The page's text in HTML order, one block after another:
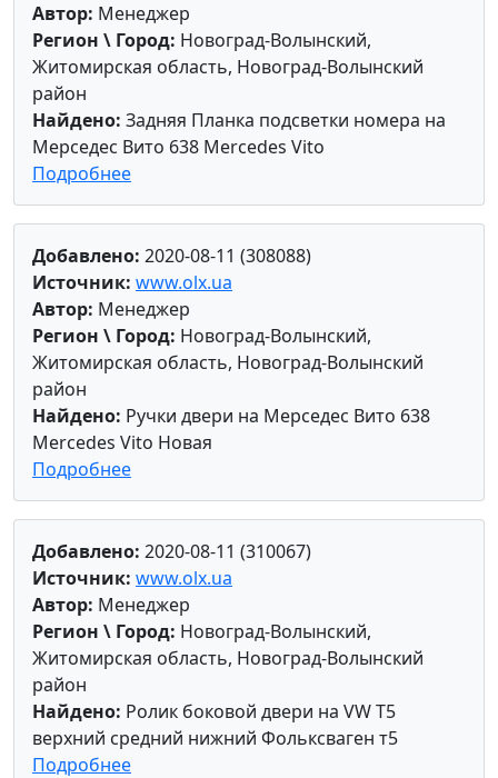
Автор: Менеджер
Регион \ Город: Новоград-Волынский,
Житомирская область, Новоград-Волынский
район
Найдено: Задняя Планка подсветки номера на
Мерседес Вито 638 Mercedes Vito
Подробнее
Добавлено: 2020-08-11 (308088)
Источник: www.olx.ua
Автор: Менеджер
Регион \ Город: Новоград-Волынский,
Житомирская область, Новоград-Волынский
район
Найдено: Ручки двери на Мерседес Вито 638
Mercedes Vito Новая
Подробнее
Добавлено: 2020-08-11 (310067)
Источник: www.olx.ua
Автор: Менеджер
Регион \ Город: Новоград-Волынский,
Житомирская область, Новоград-Волынский
район
Найдено: Ролик боковой двери на VW Т5
верхний средний нижний Фольксваген т5
Подробнее